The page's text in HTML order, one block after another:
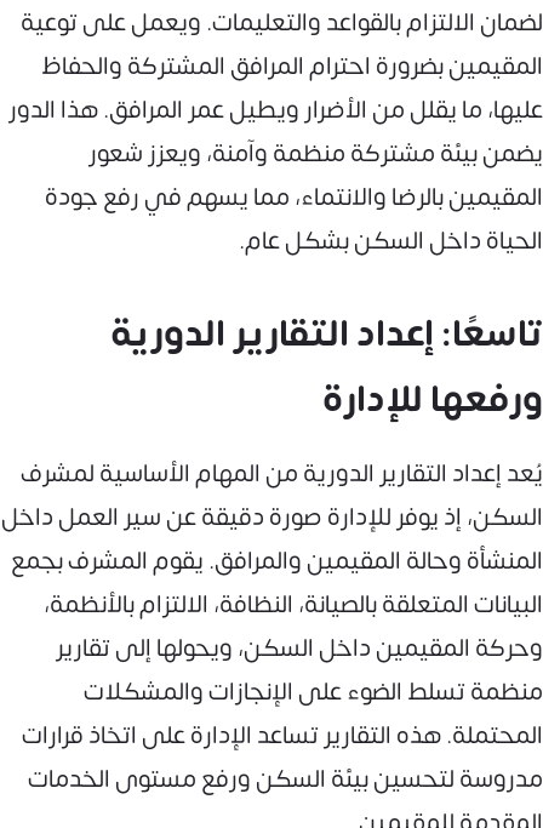
لضمان الالتزام بالقواعد والتعليمات. ويعمل على توعية
المقيمين بضرورة احترام المرافق المشتركة والحفاظ
عليها، ما يقلل من الأضرار ويطيل عمر المرافق. هذا الدور
يضمن بيئة مشتركة منظمة وآمنة، ويعزز شعور
المقيمين بالرضا والانتماء، مما يسهم في رفع جودة
الحياة داخل السكن بشكل عام.
تاسعًا: إعداد التقارير الدورية
ورفعها للإدارة
يُعد إعداد التقارير الدورية من المهام الأساسية لمشرف
السكن، إذ يوفر للإدارة صورة دقيقة عن سير العمل داخل
المنشأة وحالة المقيمين والمرافق. يقوم المشرف بجمع
البيانات المتعلقة بالصيانة، النظافة، الالتزام بالأنظمة،
وحركة المقيمين داخل السكن، ويحولها إلى تقارير
منظمة تسلط الضوء على الإنجازات والمشكلات
المحتملة. هذه التقارير تساعد الإدارة على اتخاذ قرارات
مدروسة لتحسين بيئة السكن ورفع مستوى الخدمات